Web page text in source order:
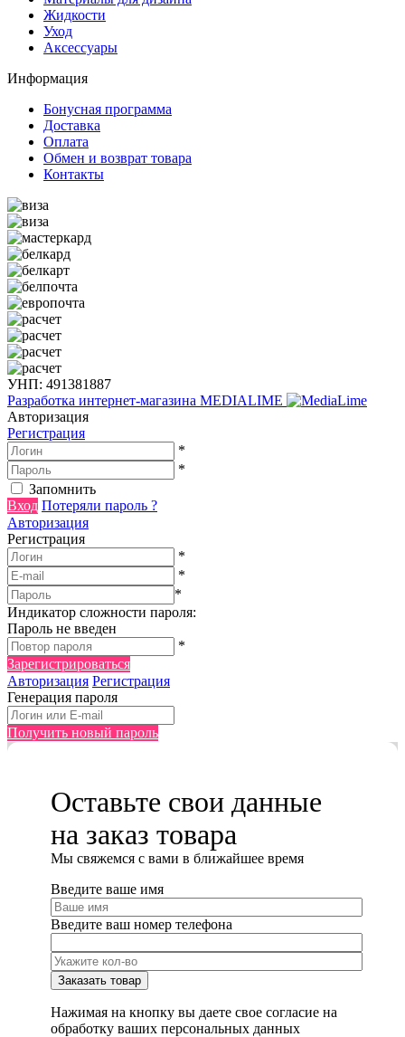
Жидкости
Уход
Аксессуары
Информация
Бонусная программа
Доставка
Оплата
Обмен и возврат товара
Контакты
УНП: 491381887
Разработка интернет-магазина MEDIALIME
Авторизация
Регистрация
*
*
Запомнить
Вход Потеряли пароль ?
Авторизация
Регистрация
*
*
*
Индикатор сложности пароля:
Пароль не введен
*
Зарегистрироваться
Авторизация Регистрация
Генерация пароля
Получить новый пароль
Оставьте свои данные
на заказ товара
Мы cвяжемся с вами в ближайшее время
Введите ваше имя
Введите ваш номер телефона
Нажимая на кнопку вы даете свое согласие на
обработку ваших персональных данных